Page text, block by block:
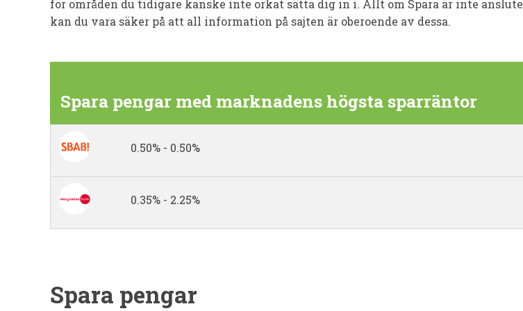
för områden du tidigare kanske inte orkat sätta dig in i. Allt om Spara är inte
kan du vara säker på att all information på sajten är oberoende av dessa.
Spara pengar med marknadens högsta sparräntor
0.50% - 0.50%
0.35% - 2.25%
Spara pengar